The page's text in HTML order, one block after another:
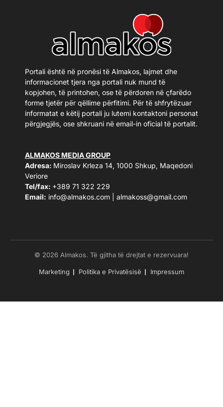
Portali është në pronësi të Almakos, lajmet dhe
informacionet tjera nga portali nuk mund të
kopjohen, të printohen, ose të përdoren në çfarëdo
forme tjetër për qëllime përfitimi. Për të shfrytëzuar
informatat e këtij portali ju lutemi kontaktoni personat
përgjegjës, ose shkruani në email-in oficial të portalit.
ALMAKOS MEDIA GROUP
Adresa: Miroslav Krleza 14, 1000 Shkup, Maqedoni
Veriore
Tel/fax: +389 71 322 229
Email: info@almakos.com almakoss@gmail.com
© 2026 Almakos. Të gjitha të drejtat e rezervuara!
Marketing Politika e Privatësisë Impressum